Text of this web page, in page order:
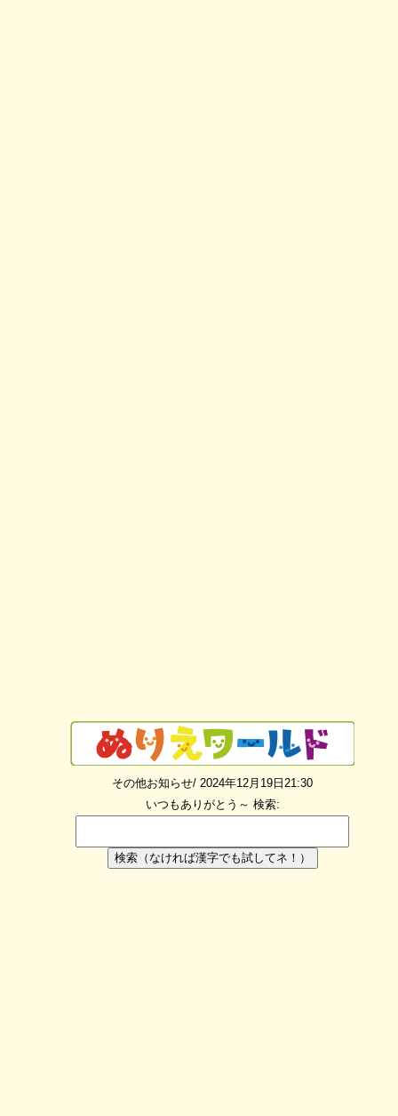
その他お知らせ/ 2024年12月19日21:30
いつもありがとう～ 検索:
検索（なければ漢字でも試してネ！）